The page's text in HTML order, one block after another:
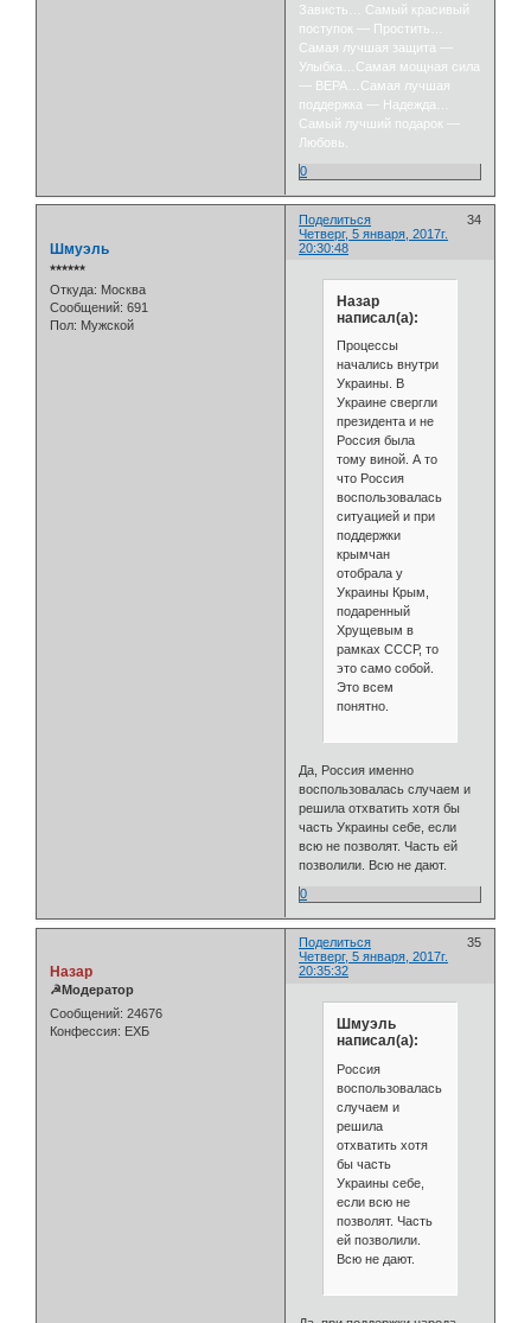
Зависть… Самый красивый
поступок — Простить…
Самая лучшая защита —
Улыбка…Самая мощная сила
— ВЕРА…Самая лучшая
поддержка — Надежда…
Самый лучший подарок —
Любовь.
0
Поделиться
34
Четверг, 5 января, 2017г.
20:30:48
Шмуэль
⭒⭒⭒⭒⭒⭒
Откуда: Москва
Сообщений: 691
Пол: Мужской
Назар
написал(а):
Процессы
начались внутри
Украины. В
Украине свергли
президента и не
Россия была
тому виной. А то
что Россия
воспользовалась
ситуацией и при
поддержки
крымчан
отобрала у
Украины Крым,
подаренный
Хрущевым в
рамках СССР, то
это само собой.
Это всем
понятно.
Да, Россия именно
воспользовалась случаем и
решила отхватить хотя бы
часть Украины себе, если
всю не позволят. Часть ей
позволили. Всю не дают.
0
Поделиться
35
Четверг, 5 января, 2017г.
20:35:32
Назар
☭Модератор
Сообщений: 24676
Конфессия: ЕХБ
Шмуэль
написал(а):
Россия
воспользовалась
случаем и
решила
отхватить хотя
бы часть
Украины себе,
если всю не
позволят. Часть
ей позволили.
Всю не дают.